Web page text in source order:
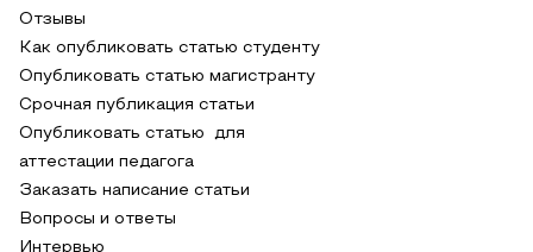
Отзывы
Как опубликовать статью студенту
Опубликовать статью магистранту
Срочная публикация статьи
Опубликовать статью для
аттестации педагога
Заказать написание статьи
Вопросы и ответы
Интервью